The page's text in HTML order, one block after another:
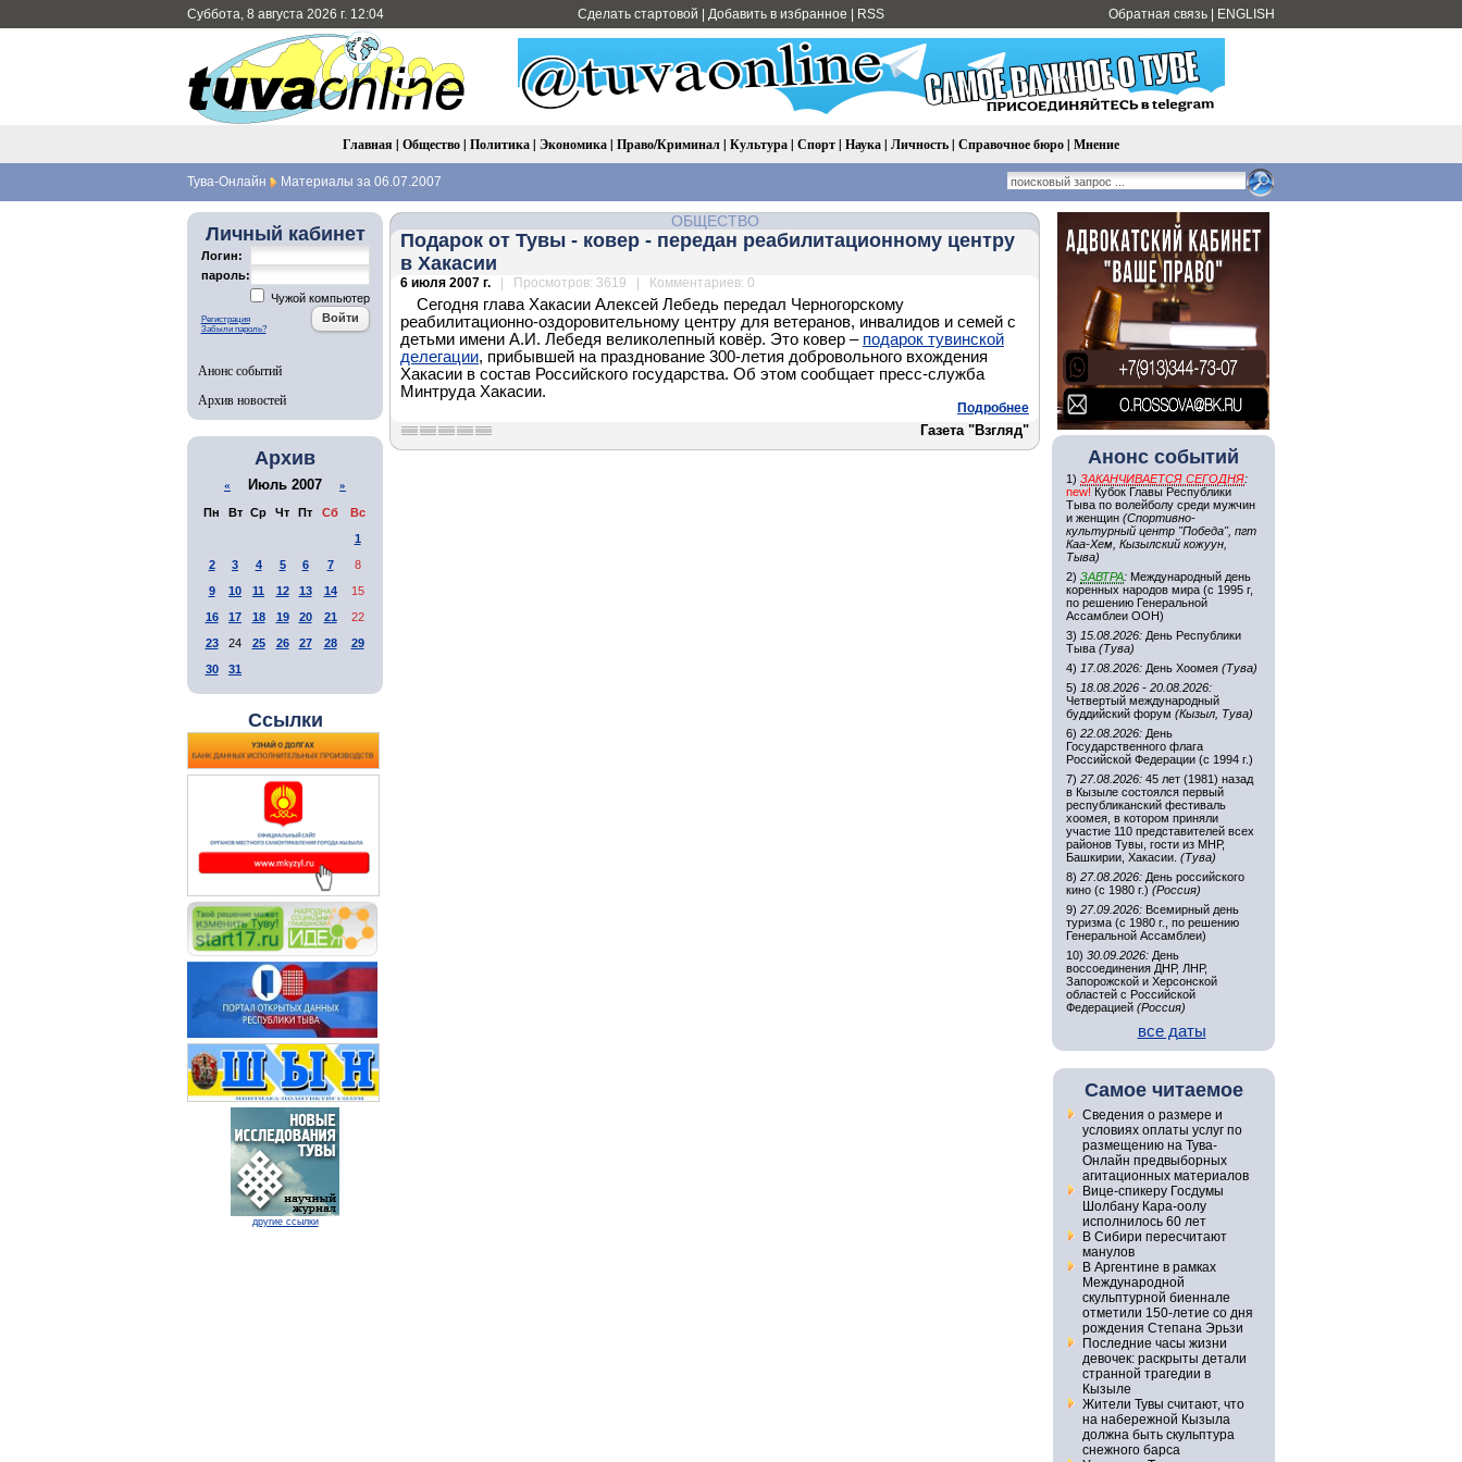
Суббота, 8 августа 2026 г. 12:04 Сделать стартовой Добавить в избранное RSS Обратная связь ENGLISH
Главная | Общество| Политика| Экономика| Право/Криминал| Культура| Спорт| Наука| Личность| Справочное бюро| Мнение
Тува-Онлайн Материалы за 06.07.2007
Личный кабинет
Логин:
пароль:
Чужой компьютер
Регистрация
Забыли пароль?
Анонс событий
Архив новостей
Архив
« Июль 2007 »
Пн Вт Ср Чт Пт Сб
Вс
1
2
3 4 5 6 7
8
9
10 11 12 13 14
15
16
17 18 19 20 21
22
23
24 25 26 27 28
29
30
31
Ссылки
другие ссылки
ОБЩЕСТВО
Подарок от Тувы - ковер - передан реабилитационному центру
в Хакасии
6 июля 2007 г. | Просмотров: 3619 | Комментариев: 0
Сегодня глава Хакасии Алексей Лебедь передал Черногорскому
реабилитационно-оздоровительному центру для ветеранов, инвалидов и семей с
детьми имени А.И. Лебедя великолепный ковёр. Это ковер – подарок тувинской
делегации, прибывшей на празднование 300-летия добровольного вхождения
Хакасии в состав Российского государства. Об этом сообщает пресс-служба
Минтруда Хакасии.
Подробнее
Газета "Взгляд"
Анонс событий
1) ЗАКАНЧИВАЕТСЯ СЕГОДНЯ:
new! Кубок Главы Республики
Тыва по волейболу среди мужчин
и женщин (Спортивно-
культурный центр "Победа", пгт
Каа-Хем, Кызылский кожуун,
Тыва)
2) ЗАВТРА: Международный день
коренных народов мира (с 1995 г,
по решению Генеральной
Ассамблеи ООН)
3) 15.08.2026: День Республики
Тыва (Тува)
4) 17.08.2026: День Хоомея (Тува)
5) 18.08.2026 - 20.08.2026:
Четвертый международный
буддийский форум (Кызыл, Тува)
6) 22.08.2026: День
Государственного флага
Российской Федерации (с 1994 г.)
7) 27.08.2026: 45 лет (1981) назад
в Кызыле состоялся первый
республиканский фестиваль
хоомея, в котором приняли
участие 110 представителей всех
районов Тувы, гости из МНР,
Башкирии, Хакасии. (Тува)
8) 27.08.2026: День российского
кино (с 1980 г.) (Россия)
9) 27.09.2026: Всемирный день
туризма (с 1980 г., по решению
Генеральной Ассамблеи)
10) 30.09.2026: День
воссоединения ДНР, ЛНР,
Запорожской и Херсонской
областей с Российской
Федерацией (Россия)
все даты
Самое читаемое
Сведения о размере и
условиях оплаты услуг по
размещению на Тува-
Онлайн предвыборных
агитационных материалов
Вице-спикеру Госдумы
Шолбану Кара-оолу
исполнилось 60 лет
В Сибири пересчитают
манулов
В Аргентине в рамках
Международной
скульптурной биеннале
отметили 150-летие со дня
рождения Степана Эрьзи
Последние часы жизни
девочек: раскрыты детали
странной трагедии в
Кызыле
Жители Тувы считают, что
на набережной Кызыла
должна быть скульптура
снежного барса